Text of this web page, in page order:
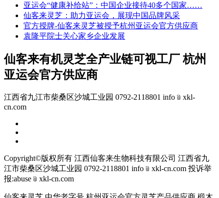
亚运会“健康补给站”：中国企业接待40多个国家……
仙客来灵芝：助力亚运会，展现中国品牌风采
官方授牌-仙客来灵芝被授予杭州亚运会官方供应商
袁隆平院士关心家乡企业发展
仙客来有机灵芝全产业链可视工厂 杭州
亚运会官方供应商
江西省九江市柴桑区沙城工业园 0792-2118801 info﹫xkl-
cn.com
Copyright©版权所有 江西仙客来生物科技有限公司 江西省九
江市柴桑区沙城工业园 0792-2118801 info﹫xkl-cn.com 投诉举
报:abuse﹫xkl-cn.com